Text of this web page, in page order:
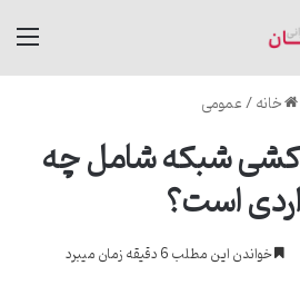
خانه/عمومی
شبکه شامل چه
است؟
خواندن این مطلب 6 دقیقه زمان میبرد